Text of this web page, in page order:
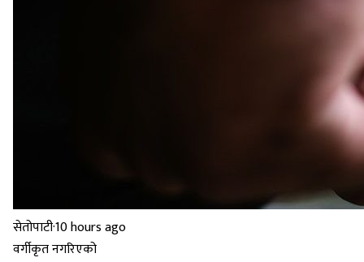
सेतोपाटी·10 hours ago
वर्गीकृत नगरिएको